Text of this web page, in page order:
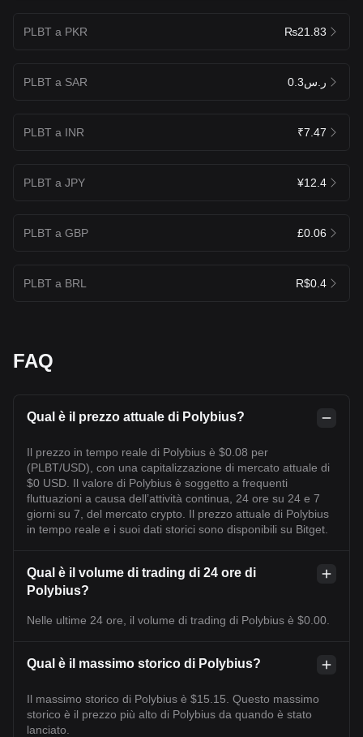
PLBT a PKR ₨21.83
PLBT a SAR ر.س0.3
PLBT a INR ₹7.47
PLBT a JPY ¥12.4
PLBT a GBP £0.06
PLBT a BRL R$0.4
FAQ
Qual è il prezzo attuale di Polybius?
Il prezzo in tempo reale di Polybius è $0.08 per
(PLBT/USD), con una capitalizzazione di mercato attuale di
$0 USD. Il valore di Polybius è soggetto a frequenti
fluttuazioni a causa dell’attività continua, 24 ore su 24 e 7
giorni su 7, del mercato crypto. Il prezzo attuale di Polybius
in tempo reale e i suoi dati storici sono disponibili su Bitget.
Qual è il volume di trading di 24 ore di
Polybius?
Nelle ultime 24 ore, il volume di trading di Polybius è $0.00.
Qual è il massimo storico di Polybius?
Il massimo storico di Polybius è $15.15. Questo massimo
storico è il prezzo più alto di Polybius da quando è stato
lanciato.